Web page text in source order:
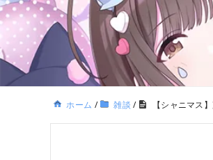
ホーム / 雑談 / 【シャニマス